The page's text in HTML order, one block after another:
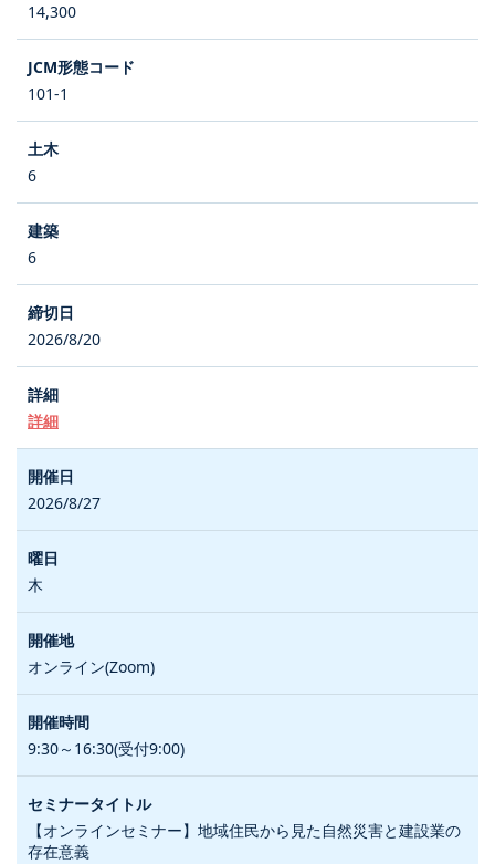
14,300
101-1
6
6
2026/8/20
詳細
2026/8/27
木
オンライン(Zoom)
9:30～16:30(受付9:00)
【オンラインセミナー】地域住民から見た自然災害と建設業の
存在意義